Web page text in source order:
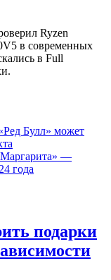
Ryzen
в современных
в Full
Булл» может
—
года
подарки